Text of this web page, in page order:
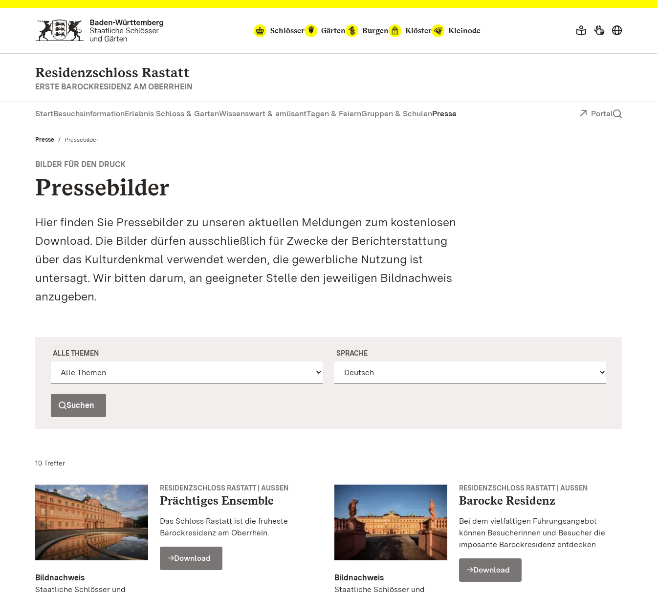
Zum Hauptinhalt springen
Schlösser
Gärten Burgen Klöster Kleinode
Residenzschloss Rastatt
ERSTE BAROCKRESIDENZ AM OBERRHEIN
StartBesuchsinformationErlebnis Schloss & GartenWissenswert & amüsantTagen & FeiernGruppen & SchulenPresse Portal
Presse Aktuell:
Pressebilder
BILDER FÜR DEN DRUCK
Pressebilder
Hier finden Sie Pressebilder zu unseren aktuellen Meldungen zum kostenlosen
Download. Die Bilder dürfen ausschließlich für Zwecke der Berichterstattung
über das Kulturdenkmal verwendet werden, die gewerbliche Nutzung ist
untersagt. Wir bitten darum, an geeigneter Stelle den jeweiligen Bildnachweis
anzugeben.
ALLE THEMEN SPRACHE
Suchen
10 Treffer
Bildnachweis
Staatliche Schlösser und
RESIDENZSCHLOSS RASTATT | AUSSEN
Prächtiges Ensemble
Das Schloss Rastatt ist die früheste
Barockresidenz am Oberrhein.
Download
Bildnachweis
Staatliche Schlösser und
RESIDENZSCHLOSS RASTATT | AUSSEN
Barocke Residenz
Bei dem vielfältigen Führungsangebot
können Besucherinnen und Besucher die
imposante Barockresidenz entdecken
Download